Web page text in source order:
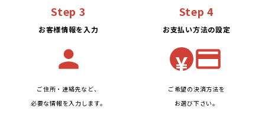
Step 3
お客様情報を入力
person
ご住所・連絡先など、
必要な情報を入力します。
Step 4
お支払い方法の設定
¥ credit_card
ご希望の決済方法を
お選び下さい。